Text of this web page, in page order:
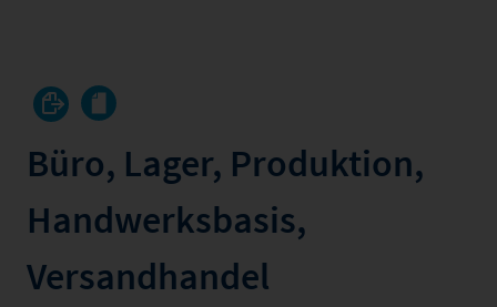
Büro, Lager, Produktion,
Handwerksbasis,
Versandhandel